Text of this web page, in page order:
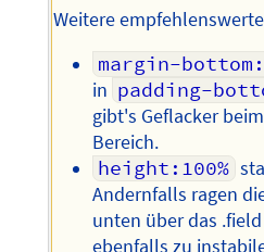
Weitere
margin-
in padding-
gibt's Geflacker
Bereich.
height:100%
Andernfalls ragen
unten über das
ebenfalls zu